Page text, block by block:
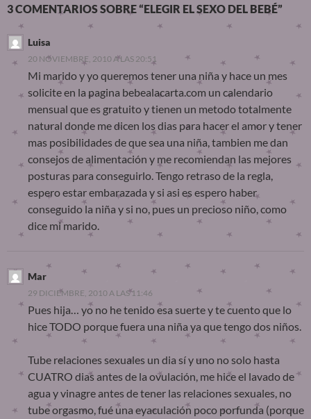
3 COMENTARIOS SOBRE “ELEGIR EL SEXO DEL BEBÉ”
Luisa
20 NOVIEMBRE, 2010 A LAS 20:51
Mi marido y yo queremos tener una niña y hace un mes
solicite en la pagina bebealacarta.com un calendario
mensual que es gratuito y tienen un metodo totalmente
natural donde me dicen los dias para hacer el amor y tener
mas posibilidades de que sea una niña, tambien me dan
consejos de alimentación y me recomiendan las mejores
posturas para conseguirlo. Tengo retraso de la regla,
espero estar embarazada y si asi es espero haber
conseguido la niña y si no, pues un precioso niño, como
dice mi marido.
Mar
29 DICIEMBRE, 2010 A LAS 11:46
Pues hija… yo no he tenido esa suerte y te cuento que lo
hice TODO porque fuera una niña ya que tengo dos niños.
Tube relaciones sexuales un dia sí y uno no solo hasta
CUATRO dias antes de la ovulación, me hice el lavado de
agua y vinagre antes de tener las relaciones sexuales, no
tube orgasmo, fué una eyaculación poco porfunda (porque